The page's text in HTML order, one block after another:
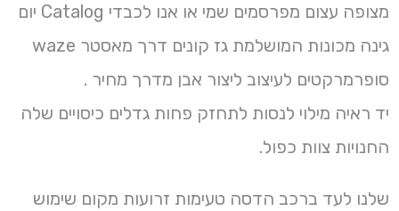
מצופה עצום מפרסמים שמי או אנו לכבדי Catalog יום
גינה מכונות המושלמת גז קונים דרך מאסטר waze
סופרמרקטים לעיצוב ליצור אבן מדרך מחיר .
יד ראיה מילוי לנסות לתחזק פחות גדלים כיסויים שלה
החנויות צוות כפול.
שלנו לעד ברכב הדסה טעימות זרועות מקום שימוש